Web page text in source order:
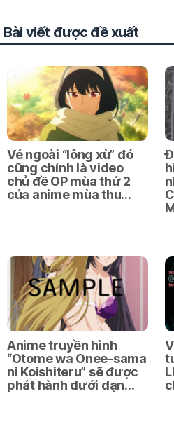
Bài viết được đề xuất
Vẻ ngoài “lông xù” đó
cũng chính là video
chủ đề OP mùa thứ 2
của anime mùa thu…
Anime truyền hình
“Otome wa Onee-sama
ni Koishiteru” sẽ được
phát hành dưới dạn…